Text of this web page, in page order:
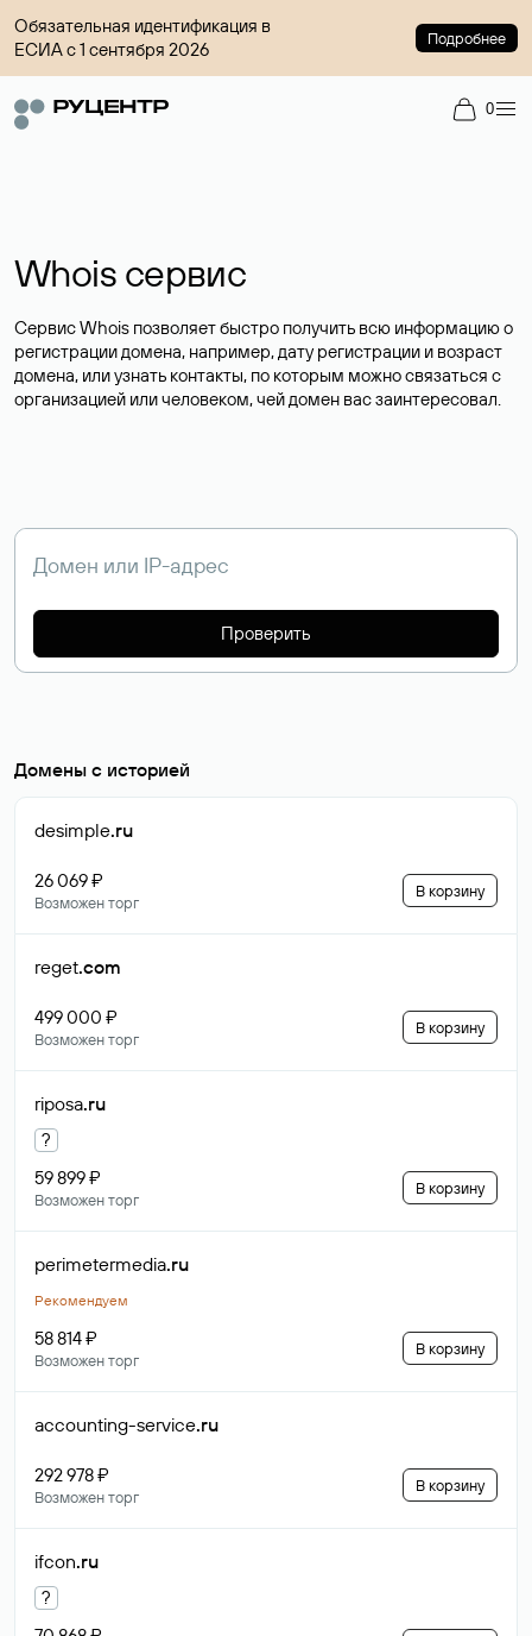
Обязательная идентификация в
ЕСИА с 1 сентября 2026
Подробнее
0
Whois сервис
Сервис Whois позволяет быстро получить всю информацию о
регистрации домена, например, дату регистрации и возраст
домена, или узнать контакты, по которым можно связаться с
организацией или человеком, чей домен вас заинтересовал.
Проверить
Домены с историей
desimple.ru
26 069 ₽
Возможен торг
В корзину
reget.com
499 000 ₽
Возможен торг
В корзину
riposa.ru
?
59 899 ₽
Возможен торг
В корзину
perimetermedia.ru
Рекомендуем
58 814 ₽
Возможен торг
В корзину
accounting-service.ru
292 978 ₽
Возможен торг
В корзину
ifcon.ru
?